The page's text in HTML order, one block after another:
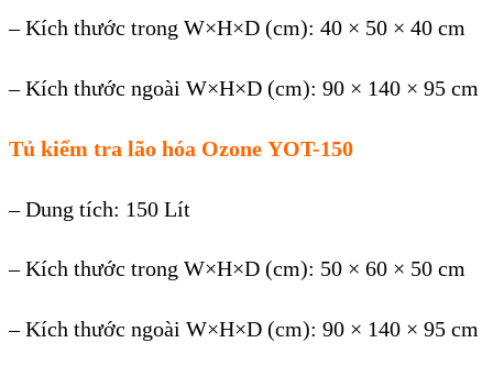
– Kích thước trong W×H×D (cm): 40 × 50 × 40 cm
– Kích thước ngoài W×H×D (cm): 90 × 140 × 95 cm
Tủ kiểm tra lão hóa Ozone YOT-150
– Dung tích: 150 Lít
– Kích thước trong W×H×D (cm): 50 × 60 × 50 cm
– Kích thước ngoài W×H×D (cm): 90 × 140 × 95 cm